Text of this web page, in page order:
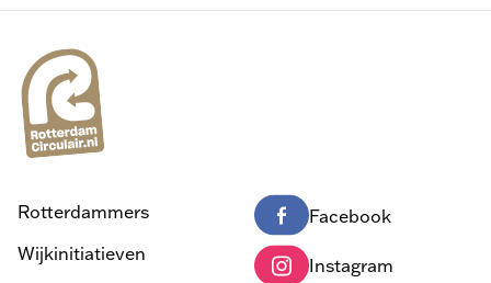
Rotterdammers
Wijkinitiatieven
Facebook
Instagram